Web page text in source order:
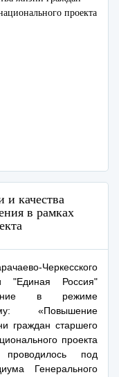
качества
в рамках
Черкесского
"Единая Россия"
в режиме
«Повышение
граждан старшего
проекта
проводилось под
Генерального